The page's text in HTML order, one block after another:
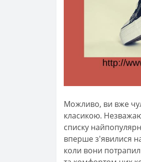
Можливо, ви вже
класикою.
списку
вперше з'явилися
коли вони